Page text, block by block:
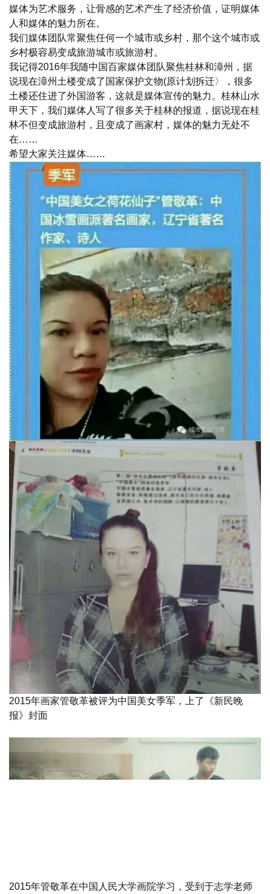
媒体为艺术服务，让骨感的艺术产生了经济价值，证明媒体
人和媒体的魅力所在。
我们媒体团队常聚焦任何一个城市或乡村，那个这个城市或
乡村极容易变成旅游城市或旅游村。
我记得2016年我随中国百家媒体团队聚焦桂林和漳州，据
说现在漳州土楼变成了国家保护文物(原计划拆迁〉，很多
土楼还住进了外国游客，这就是媒体宣传的魅力。桂林山水
甲天下，我们媒体人写了很多关于桂林的报道，据说现在桂
林不但变成旅游村，且变成了画家村，媒体的魅力无处不
在……
希望大家关注媒体……
2015年画家管敬革被评为中国美女季军，上了《新民晚
报》封面
2015年管敬革在中国人民大学画院学习，受到于志学老师